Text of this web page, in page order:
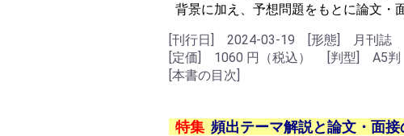
背景に加え、予想問題をもとに論文・
[刊行日] 2024-03-19 [形態] 月刊誌
[定価] 1060 円（税込） [判型] A5
[本書の目次]
特集 頻出テーマ解説と論文・面